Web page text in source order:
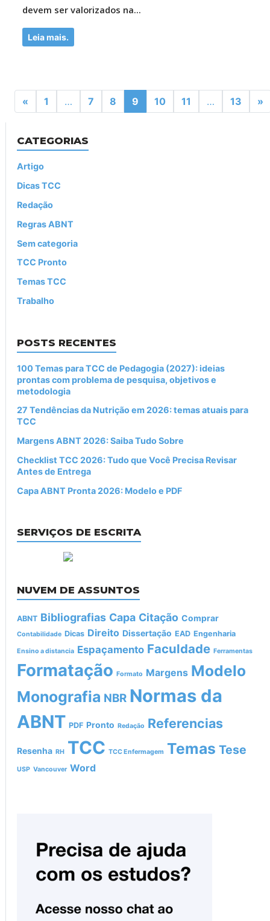
devem ser valorizados na...
Leia mais.
Posts navigation
« 1 … 7 8 9 10 11 … 13 »
CATEGORIAS
Artigo
Dicas TCC
Redação
Regras ABNT
Sem categoria
TCC Pronto
Temas TCC
Trabalho
POSTS RECENTES
100 Temas para TCC de Pedagogia (2027): ideias
prontas com problema de pesquisa, objetivos e
metodologia
27 Tendências da Nutrição em 2026: temas atuais para
TCC
Margens ABNT 2026: Saiba Tudo Sobre
Checklist TCC 2026: Tudo que Você Precisa Revisar
Antes de Entrega
Capa ABNT Pronta 2026: Modelo e PDF
SERVIÇOS DE ESCRITA
NUVEM DE ASSUNTOS
ABNT Bibliografias Capa Citação Comprar
Contabilidade Dicas Direito Dissertação EAD Engenharia
Ensino a distancia Espaçamento Faculdade Ferramentas
Formatação Formato Margens Modelo
Monografia NBR Normas da
ABNT PDF Pronto Redação Referencias
Resenha RH TCC TCC Enfermagem Temas Tese
USP Vancouver Word